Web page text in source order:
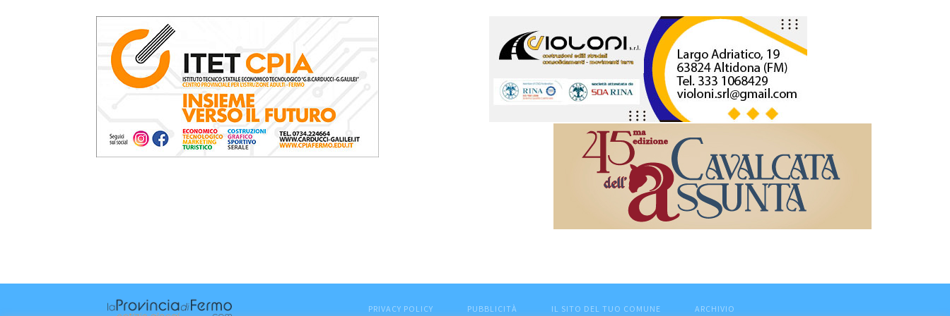
PRIVACY POLICY PUBBLICITÀ IL SITO DEL TUO COMUNE ARCHIVIO